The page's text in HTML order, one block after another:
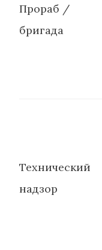
Прораб /
бригада
Технический
надзор